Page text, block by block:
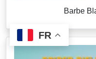
Barbe
FR